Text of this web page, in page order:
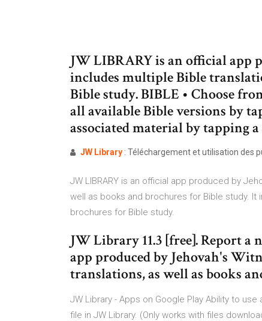
JW LIBRARY is an official app
includes multiple Bible
Bible study. BIBLE • Choose
all available Bible versions by
associated material by tapping
JW Library : Téléchargement et utilisation des
JW LIBRARY is an official app produced by
well as books and brochures for Bible study. It
brochures for Bible study.
JW Library 11.3 [free]. Report
app produced by Jehovah's
translations, as well as books
JW Library - Apps on Google Play Ability to
file in JW Library. (Only works with files